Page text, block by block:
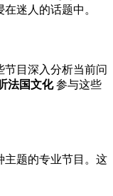
迷人的话题中。
目深入分析当前问
法国文化参与这些
主题的专业节目。这